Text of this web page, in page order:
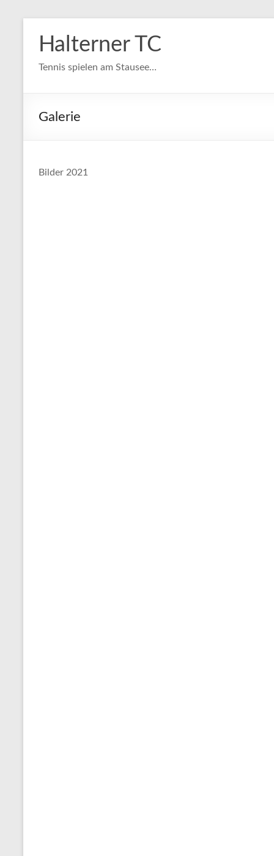
Inhalt
springenHalterner TC
Tennis spielen am Stausee…
Galerie
Bilder 2021